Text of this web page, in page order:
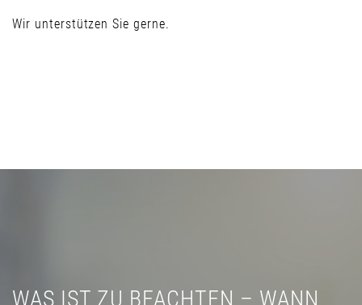
Wir unterstützen Sie gerne.
WAS IST ZU BEACHTEN – WANN